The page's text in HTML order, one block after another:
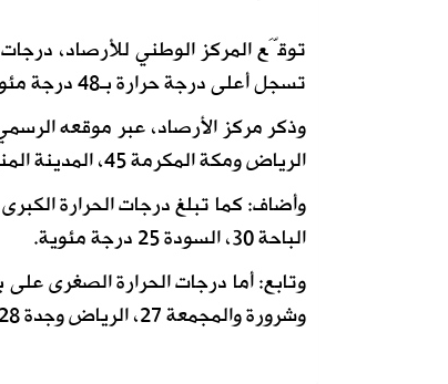
توقَّع المركز الوطني للأرصاد،
تسجل أعلى درجة حرارة بـ48 درجة مئوية، فيما تسجل السودة أدنى درجة حرارة بـ 12 درجة مئوية.
الرياض ومكة المكرمة 45، المدينة المنورة وشرورة 44، ينبع 42 درجة مئوية.
الباحة 30، السودة 25 درجة مئوية.
وشرورة والمجمعة 27، الرياض وجدة 28، الدمام والمدينة المنورة 30، مكة المكرمة 31 درجة مئوية.